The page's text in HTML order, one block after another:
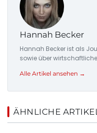
Hannah Becker
Hannah Becker ist als
sowie über
Alle Artikel ansehen →
ÄHNLICHE ARTIKEL